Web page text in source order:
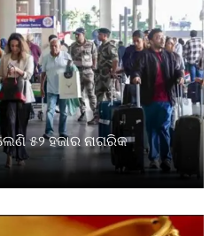
୫୨ ହଜାର ନାଗରିକ